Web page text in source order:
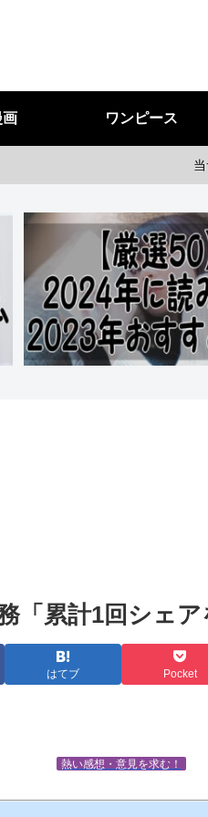
画 ワンピース
「累計1回シェ
はてブ Pocket
熱い感想・意見を求む！